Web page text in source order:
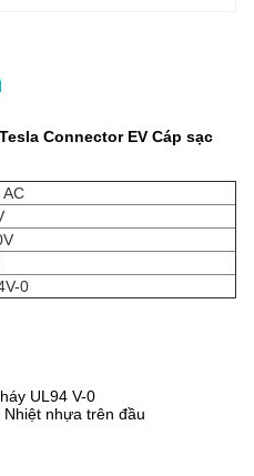
Connector EV Cáp sạc
AC
0
UL94 V-0
nhựa trên đầu